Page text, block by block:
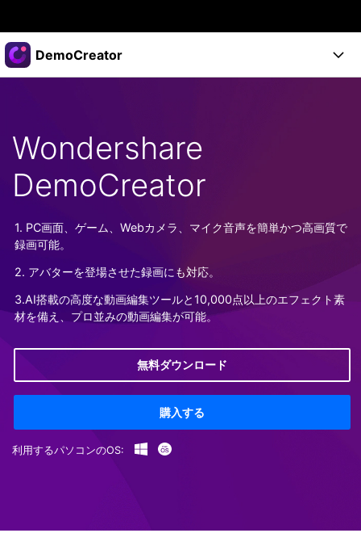
製品
ソリューション
プラン＆価格
DemoCreator
AI機能
AIヒント
活用法
関連記事
もっと見る >
スタート
画面録画する
Wondershare
DemoCreator
1. PC画面、ゲーム、Webカメラ、マイク音声を簡単かつ高画質で
録画可能。
2. アバターを登場させた録画にも対応。
3.AI搭載の高度な動画編集ツールと10,000点以上のエフェクト素
材を備え、プロ並みの動画編集が可能。
無料ダウンロード
購入する
利用するパソコンのOS: